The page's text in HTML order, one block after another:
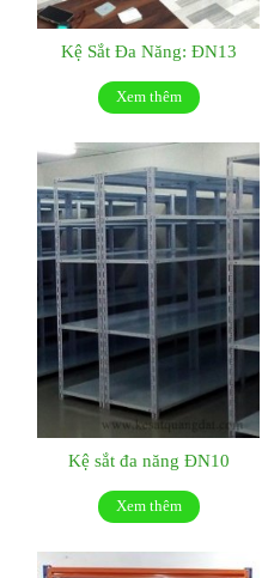
Kệ Sắt Đa Năng: ĐN13
Xem thêm
Kệ sắt đa năng ĐN10
Xem thêm